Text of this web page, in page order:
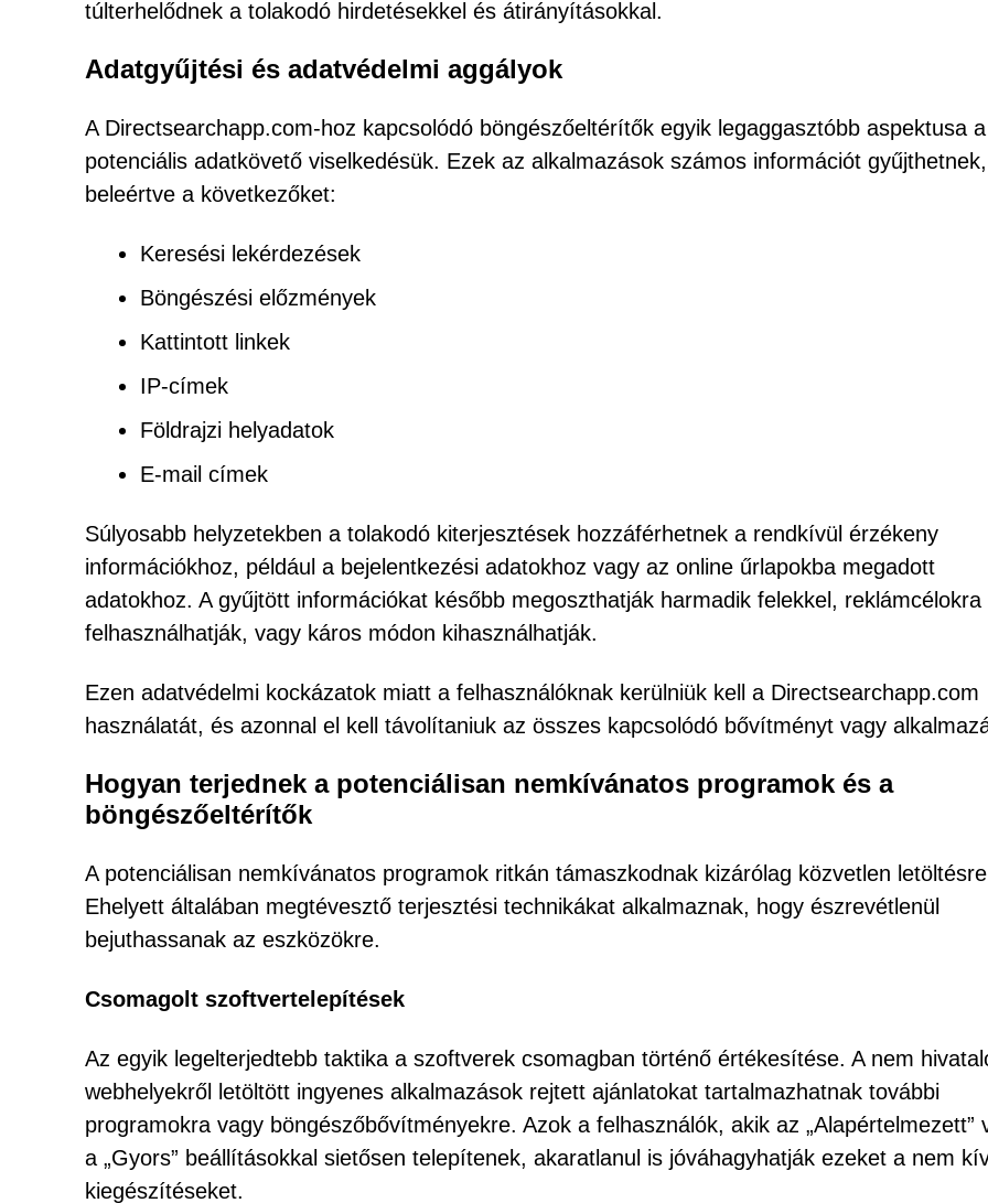
túlterhelődnek a tolakodó hirdetésekkel és átirányításokkal.
Adatgyűjtési és adatvédelmi aggályok
A Directsearchapp.com-hoz kapcsolódó böngészőeltérítők egyik legaggasztóbb aspektusa a
potenciális adatkövető viselkedésük. Ezek az alkalmazások számos információt gyűjthetnek,
beleértve a következőket:
Keresési lekérdezések
Böngészési előzmények
Kattintott linkek
IP-címek
Földrajzi helyadatok
E-mail címek
Súlyosabb helyzetekben a tolakodó kiterjesztések hozzáférhetnek a rendkívül érzékeny
információkhoz, például a bejelentkezési adatokhoz vagy az online űrlapokba megadott
adatokhoz. A gyűjtött információkat később megoszthatják harmadik felekkel, reklámcélokra
felhasználhatják, vagy káros módon kihasználhatják.
Ezen adatvédelmi kockázatok miatt a felhasználóknak kerülniük kell a Directsearchapp.com
használatát, és azonnal el kell távolítaniuk az összes kapcsolódó bővítményt vagy
Hogyan terjednek a potenciálisan nemkívánatos programok és a
böngészőeltérítők
A potenciálisan nemkívánatos programok ritkán támaszkodnak kizárólag közvetlen
Ehelyett általában megtévesztő terjesztési technikákat alkalmaznak, hogy észrevétlenül
bejuthassanak az eszközökre.
Csomagolt szoftvertelepítések
Az egyik legelterjedtebb taktika a szoftverek csomagban történő értékesítése. A nem
webhelyekről letöltött ingyenes alkalmazások rejtett ajánlatokat tartalmazhatnak további
programokra vagy böngészőbővítményekre. Azok a felhasználók, akik az „Alapértelmezett”
a „Gyors” beállításokkal sietősen telepítenek, akaratlanul is jóváhagyhatják ezeket a nem
kiegészítéseket.